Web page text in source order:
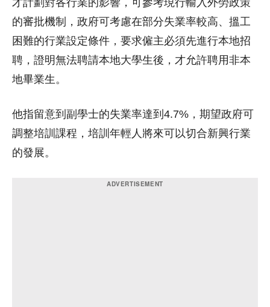
的審批機制，政府可考慮在部分失業率較高、搵工
困難的行業設定條件，要求僱主必須先進行本地招
聘，證明無法聘請本地大學生後，才允許聘用非本
地畢業生。
他指留意到副學士的失業率達到4.7%，期望政府可
調整培訓課程，培訓年輕人將來可以切合新興行業
的發展。